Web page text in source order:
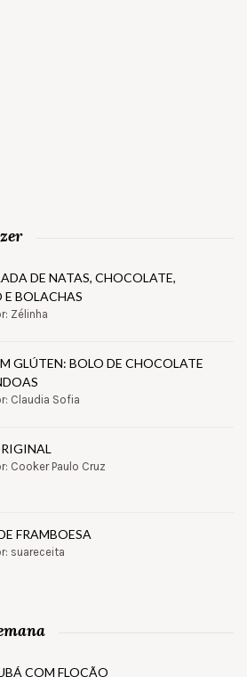
DE NATAS, CHOCOLATE,
E BOLACHAS
Zélinha
GLÚTEN: BOLO DE CHOCOLATE
Claudia Sofia
Cooker Paulo Cruz
FRAMBOESA
suareceita
COM FLOCÃO